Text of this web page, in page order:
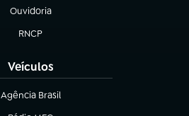
Ouvidoria
(abre em nova aba)
RNCP
(abre em nova aba)
Veículos
Agência Brasil
(abre em nova aba)